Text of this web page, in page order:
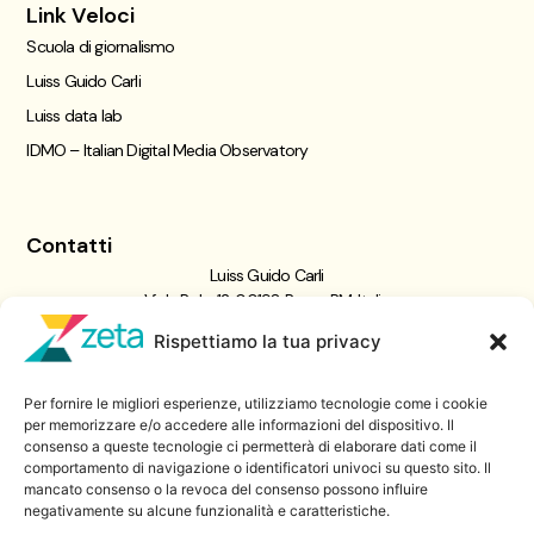
Rispettiamo la tua privacy
Per fornire le migliori esperienze, utilizziamo tecnologie come i cookie
per memorizzare e/o accedere alle informazioni del dispositivo. Il
consenso a queste tecnologie ci permetterà di elaborare dati come il
comportamento di navigazione o identificatori univoci su questo sito. Il
mancato consenso o la revoca del consenso possono influire
negativamente su alcune funzionalità e caratteristiche.
Link Veloci
Scuola di giornalismo
Luiss Guido Carli
Luiss data lab
IDMO – Italian Digital Media Observatory
Contatti
Luiss Guido Carli
Viale Pola, 12, 00198 Roma RM, Italia
06 8522 5358
Iscriviti a
Zeta Data Lab
Iscriviti alla nostra newsletter